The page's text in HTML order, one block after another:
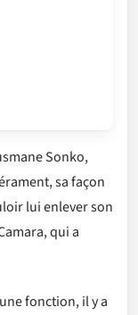
Sonko,
sa façon
lui enlever son
qui a
fonction, il y a